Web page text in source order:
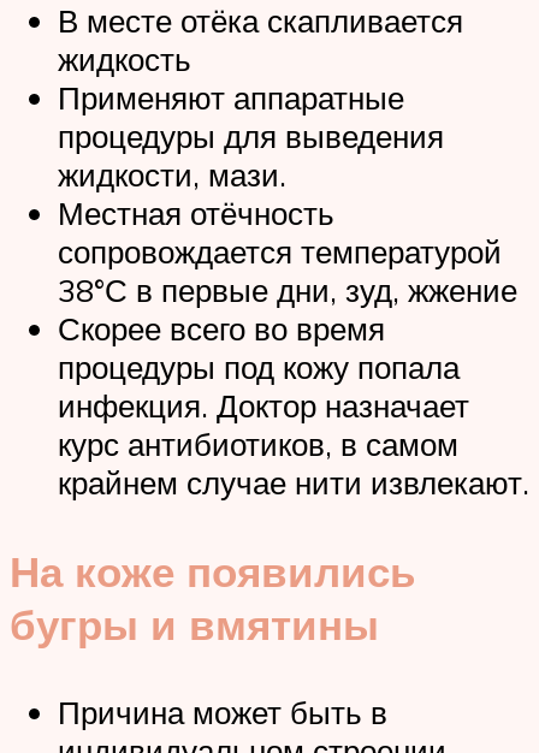
В месте отёка скапливается
жидкость
Применяют аппаратные
процедуры для выведения
жидкости, мази.
Местная отёчность
сопровождается температурой
38°С в первые дни, зуд, жжение
Скорее всего во время
процедуры под кожу попала
инфекция. Доктор назначает
курс антибиотиков, в самом
крайнем случае нити извлекают.
На коже появились
бугры и вмятины
Причина может быть в